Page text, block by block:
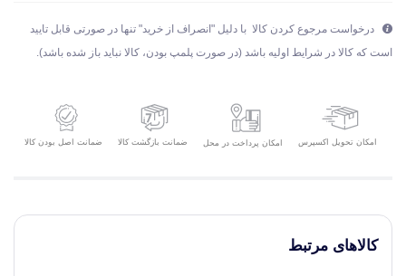
درخواست مرجوع کردن کالا با دلیل "انصراف از خرید" تنها در صورتی قابل تایید
است که کالا در شرایط اولیه باشد (در صورت پلمپ بودن، کالا نباید باز شده باشد).
امکان تحویل اکسپرس امکان پرداخت در محل ضمانت بازگشت کالا ضمانت اصل بودن کالا
کالاهای مرتبط